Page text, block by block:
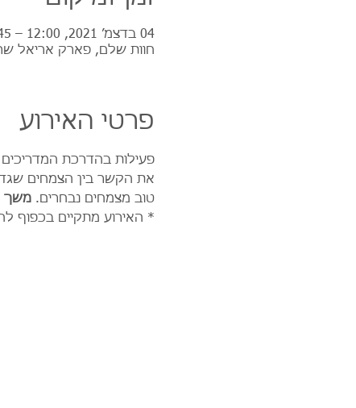
04 בדצמ׳ 2021, 12:00 – 12:45
חוות שלם, פארק אריאל
פרטי האירוע
פעילות בהדרכת
את הקשר בין הצמחים
טוב מצמחים נבחרים. משך
* האירוע מתקיים בכפוף